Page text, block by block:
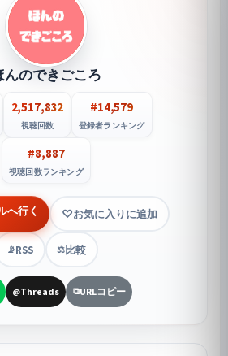
んのできごころ
2,517,832
視聴回数
#14,579
登録者ランキング
#8,887
視聴回数ランキング
へ行く お気に入りに追加
📡RSS ⚖️比較
@Threads ⧉URLコピー